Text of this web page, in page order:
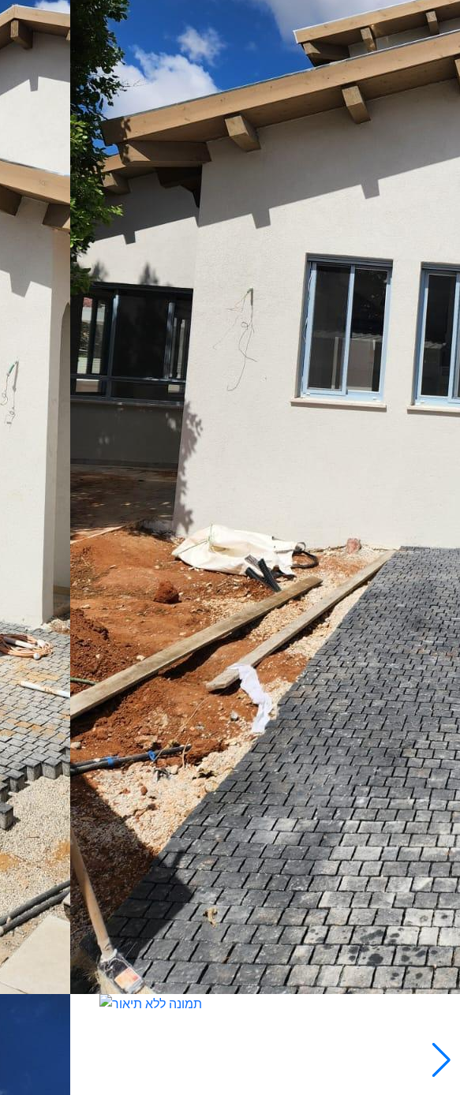
Tomer hofman
073-7026130
Appelez